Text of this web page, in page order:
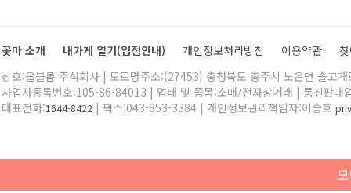
꽃마 소개 내가게 열기(입점안내) 개인정보처리방침 이용약관
상호:올블룸 주식회사 | 도로명주소:(27453) 충청북도 충주시 노은면 솔고
사업자등록번호:105-86-84013 | 업태 및 종목:소매/전자상거래 | 통신판매
대표전화:1644-8422 | 팩스:043-853-3384 | 개인정보관리책임자:이승호